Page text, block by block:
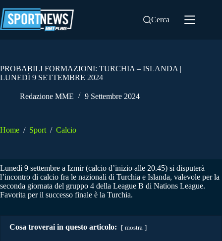
al
contenuto
Cerca
PROBABILI FORMAZIONI: TURCHIA – ISLANDA |
LUNEDÌ 9 SETTEMBRE 2024
Redazione MME 9 Settembre 2024
Home / Sport / Calcio
Lunedì 9 settembre a Izmir (calcio d’inizio alle 20.45) si disputerà
l’incontro di calcio fra le nazionali di Turchia e Islanda, valevole per la
seconda giornata del gruppo 4 della League B di Nations League.
Favorita per il successo finale è la Turchia.
Cosa troverai in questo articolo: mostra